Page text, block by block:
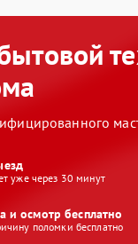
уже через 30 минут
и осмотр бесплатно
поломки бесплатно